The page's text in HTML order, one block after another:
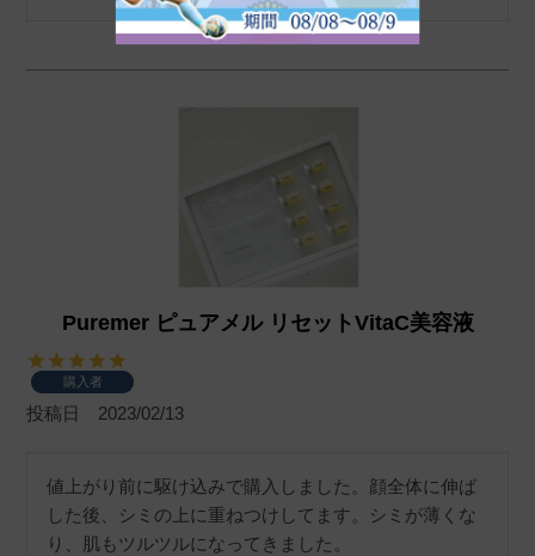
Puremer ピュアメル リセットVitaC美容液
購入者
投稿日 2023/02/13
値上がり前に駆け込みで購入しました。顔全体に伸ば
した後、シミの上に重ねつけしてます。シミが薄くな
り、肌もツルツルになってきました。